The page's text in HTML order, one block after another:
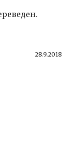
28.9.2018